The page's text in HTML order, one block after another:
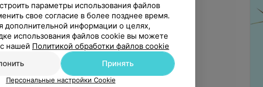
параметры использования файлов
свое согласие в более позднее время.
дополнительной информации о целях,
использования файлов cookie вы можете
нашей Политикой обработки файлов cookie
Принять
Персональные настройки Cookie